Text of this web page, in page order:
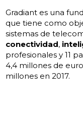
Gradiant es una
que tiene como
sistemas de
conectividad,
profesionales y 11
4,4 millones de
millones en 2017.